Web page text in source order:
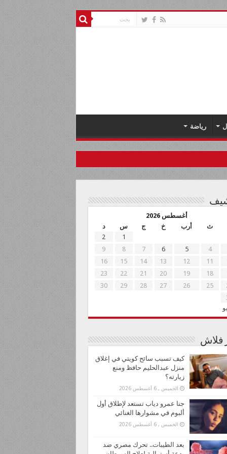
رياضة
أغسطس 2026
ث أرب خ ج س
د
1
2
4
5
6
7
8
9
11
12
13
14
15
16
18
19
20
21
22
23
25
26
27
28
29
30
فلاش
كيف تسبب سائح كويتي في إغلاق
منزل عبدالحليم حافظ ومنع
زيارته؟
الخميس , 6 أغسطس 2026
جنا عمرو دياب تستعد لإطلاق أول
ألبوم في مشوارها الغنائي
الخميس , 6 أغسطس 2026
بعد الطيبات.. تحرك مصري ضد